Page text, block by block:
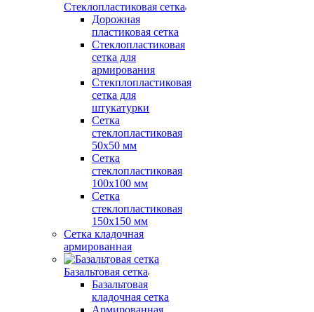
Стеклопластиковая сетка
Дорожная
пластиковая сетка
Стеклопластиковая
сетка для
армирования
Стекплопластиковая
сетка для
штукатурки
Сетка
стеклопластиковая
50x50 мм
Сетка
стеклопластиковая
100x100 мм
Сетка
стеклопластиковая
150x150 мм
Сетка кладочная
армированная
Базальтовая сетка
Базальтовая
кладочная сетка
Армированная